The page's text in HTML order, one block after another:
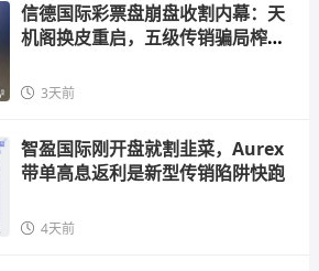
信德国际彩票盘崩盘收割内幕：天
机阁换皮重启，五级传销骗局榨干
3天前
智盈国际刚开盘就割韭菜，Aurex
带单高息返利是新型传销陷阱快跑
4天前